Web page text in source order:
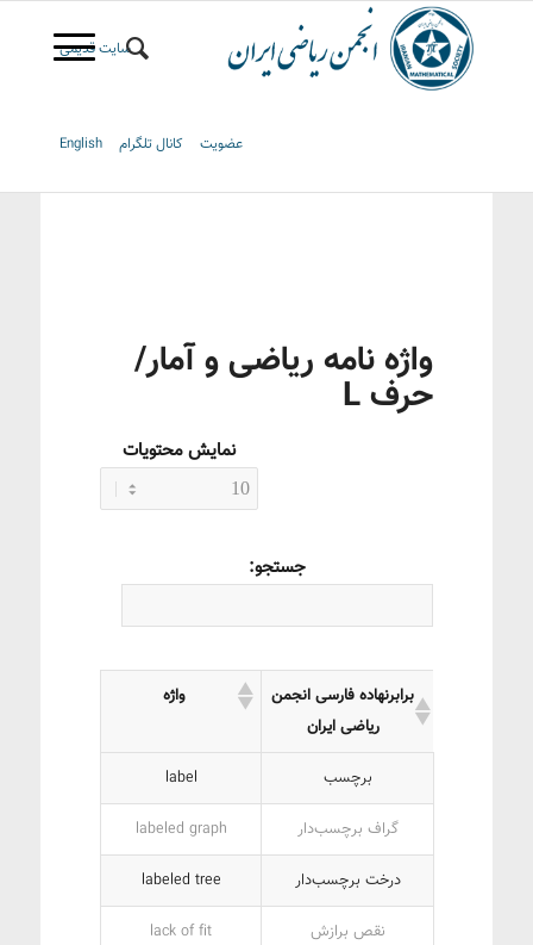
سایت قدیمی
عضویت کانال تلگرام English
واژه نامه ریاضی و آمار/
حرف L
نمایش محتویات
جستجو:
واژه
برابرنهاده فارسی انجمن
ریاضی ایران
label برچسب
labeled graph گراف برچسب‌‌دار
labeled tree درخت برچسب‌دار
lack of fit نقص برازش